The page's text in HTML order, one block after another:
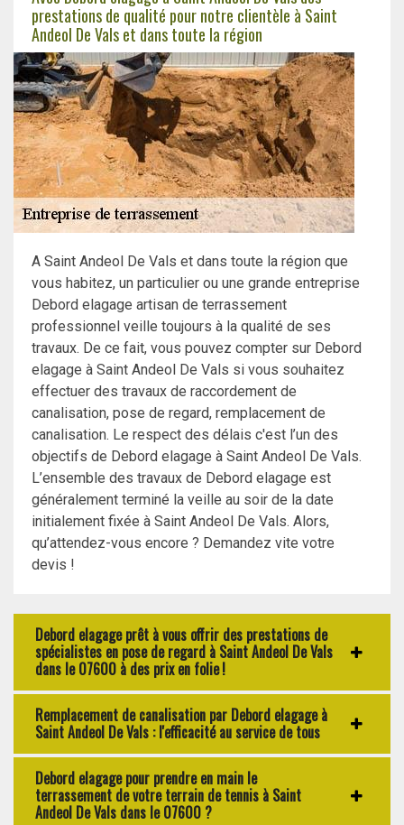
prestations de qualité pour notre clientèle à Saint
Andeol De Vals et dans toute la région
A Saint Andeol De Vals et dans toute la région que
vous habitez, un particulier ou une grande entreprise
Debord elagage artisan de terrassement
professionnel veille toujours à la qualité de ses
travaux. De ce fait, vous pouvez compter sur Debord
elagage à Saint Andeol De Vals si vous souhaitez
effectuer des travaux de raccordement de
canalisation, pose de regard, remplacement de
canalisation. Le respect des délais c'est l’un des
objectifs de Debord elagage à Saint Andeol De Vals.
L’ensemble des travaux de Debord elagage est
généralement terminé la veille au soir de la date
initialement fixée à Saint Andeol De Vals. Alors,
qu’attendez-vous encore ? Demandez vite votre
devis !
Debord elagage prêt à vous offrir des prestations de
spécialistes en pose de regard à Saint Andeol De Vals
dans le 07600 à des prix en folie !
Remplacement de canalisation par Debord elagage à
Saint Andeol De Vals : l'efficacité au service de tous
Debord elagage pour prendre en main le
terrassement de votre terrain de tennis à Saint
Andeol De Vals dans le 07600 ?